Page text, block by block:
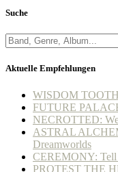
Suche
Aktuelle Empfehlungen
WISDOM
FUTURE
NECROTTED:
ASTRAL
Dreamworlds
CEREMONY: Tell
PROTEST THE